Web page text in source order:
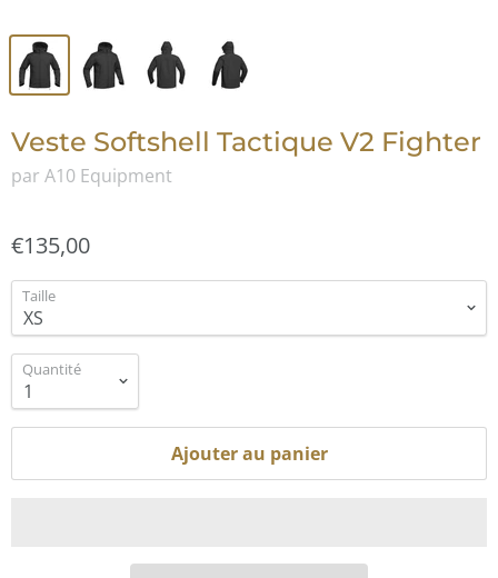
Veste Softshell Tactique V2 Fighter
par A10 Equipment
€135,00
Taille
Quantité
Ajouter au panier